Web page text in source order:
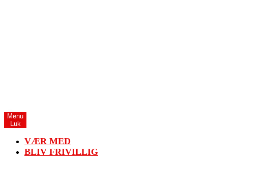
Menu
Luk
VÆR MED
BLIV FRIVILLIG